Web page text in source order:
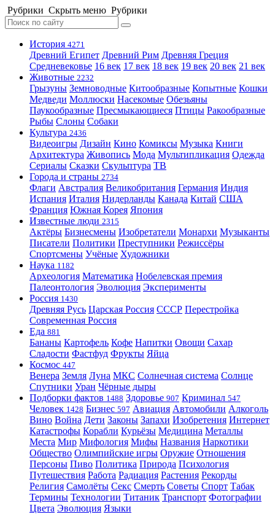
Рубрики Скрыть меню Рубрики
История 4271
Древний Египет Древний Рим Древняя Греция
Средневековье 16 век 17 век 18 век 19 век 20 век 21 век
Животные 2232
Грызуны Земноводные Китообразные Копытные Кошки
Медведи Моллюски Насекомые Обезьяны
Паукообразные Пресмыкающиеся Птицы Ракообразные
Рыбы Слоны Собаки
Культура 2436
Видеоигры Дизайн Кино Комиксы Музыка Книги
Архитектура Живопись Мода Мультипликация Одежда
Сериалы Сказки Скульптура ТВ
Города и страны 2734
Флаги Австралия Великобритания Германия Индия
Испания Италия Нидерланды Канада Китай США
Франция Южная Корея Япония
Известные люди 2315
Актёры Бизнесмены Изобретатели Монархи Музыканты
Писатели Политики Преступники Режиссёры
Спортсмены Учёные Художники
Наука 1182
Археология Математика Нобелевская премия
Палеонтология Эволюция Эксперименты
Россия 1430
Древняя Русь Царская Россия СССР Перестройка
Современная Россия
Еда 881
Бананы Картофель Кофе Напитки Овощи Сахар
Сладости Фастфуд Фрукты Яйца
Космос 447
Венера Земля Луна МКС Солнечная система Солнце
Спутники Уран Чёрные дыры
Подборки фактов 1488 Здоровье 907 Криминал 547
Человек 1428 Бизнес 597 Авиация Автомобили Алкоголь
Вино Война Дети Законы Запахи Изобретения Интернет
Катастрофы Корабли Курьёзы Медицина Металлы
Места Мир Мифология Мифы Названия Наркотики
Общество Олимпийские игры Оружие Отношения
Персоны Пиво Политика Природа Психология
Путешествия Работа Радиация Растения Рекорды
Религия Самолёты Секс Смерть Советы Спорт Табак
Термины Технологии Титаник Транспорт Фотографии
Цвета Эволюция Языки